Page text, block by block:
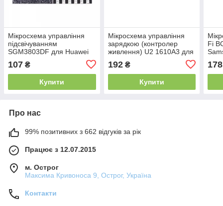
Мікросхема управління
підсвічуванням
SGM3803DF для Huawei
Honor 5A (CAM-AL00) 5.5"
| Honor 5C | Honor 5X
107 ₴
Купити
Мікросхема управління
зарядкою (контролер
живлення) U2 1610A3 для
Apple iPhone 6 | 6 Plus | 6S
| 6S Plus
192₴
Купити
Fi
178
Про нас
99% позитивних з 662 відгуків за рік
Працює з 12.07.2015
м. Острог
Максима Кривоноса 9, Острог, Україна
Контакти